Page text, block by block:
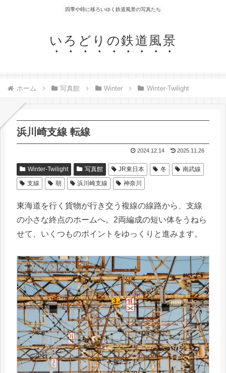
四季や時に移ろいゆく鉄道風景の写真たち
いろどりの鉄道風景
ホーム 写真館 Winter Winter-Twilight
浜川崎支線 転線
2024.12.14 2025.11.26
Winter-Twilight 写真館 JR東日本 冬
南武線
支線
朝 浜川崎支線 神奈川
東海道を行く貨物が行き交う複線の線路から、支線
の小さな終点のホームへ。2両編成の短い体をうねら
せて、いくつものポイントをゆっくりと進みます。